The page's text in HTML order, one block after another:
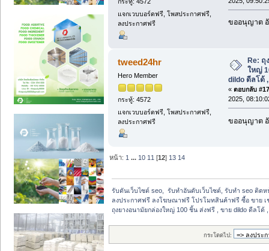
แจกเวบบอร์ดฟรี, โพสประกาศฟรี,
ลงประกาศฟรี
ขออนุญาต
tweed24hr
Hero Member
กระทู้: 4572
แจกเวบบอร์ดฟรี, โพสประกาศฟรี,
ลงประกาศฟรี
Re: ถุ
ใหญ่
dildo ดีลโด้
« ตอบกลับ
2025,
ขออนุญาต
หน้า: 1 ... 10 11 [12] 13 14
รับดันเว็บไซต์ seo,  รับทำอันดับเว็บไซต์, รับทำ seo ติดห
ลงประกาศฟรี ลงโฆษณาฟรี โปรโมทสินค้าฟรี ซื้อ ขาย เ
ถุงยางอนามัยกล่องใหญ่ 100 ชิ้น ส่งฟรี , ขาย dildo ดีลโด้
กระโดดไป: